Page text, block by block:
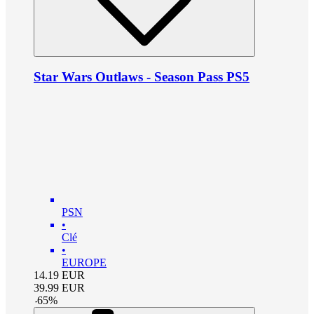
Star Wars Outlaws - Season Pass PS5
PSN
•
Clé
•
EUROPE
14.19 EUR
39.99 EUR
-65%